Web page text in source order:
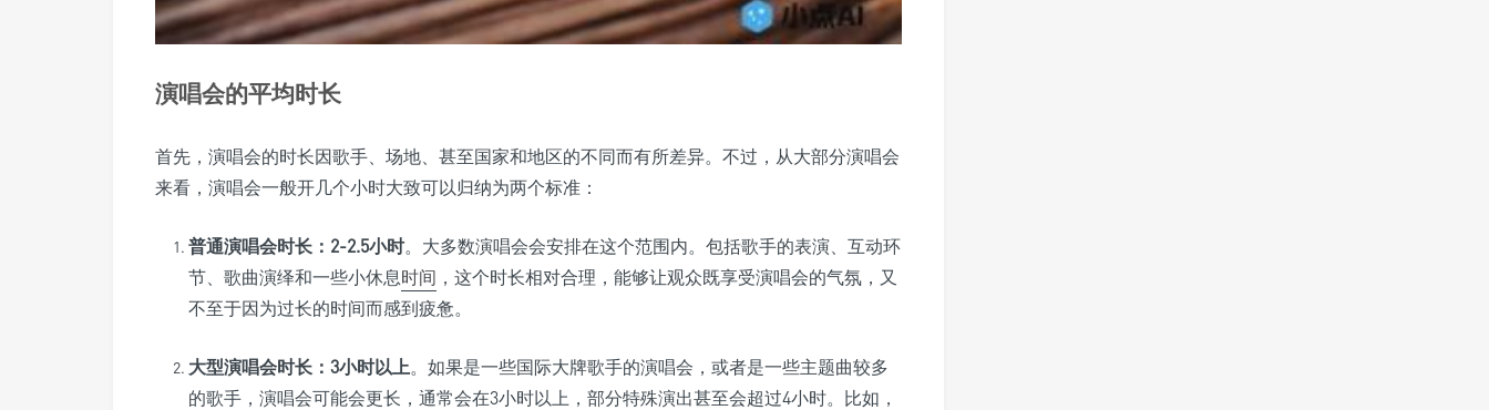
演唱会的平均时长
首先，演唱会的时长因歌手、场地、甚至国家和地区的不同而有所差异。不过，从大部分演唱会
来看，演唱会一般开几个小时大致可以归纳为两个标准：
普通演唱会时长：2-2.5小时。大多数演唱会会安排在这个范围内。包括歌手的表演、互动环
节、歌曲演绎和一些小休息时间 ，这个时长相对合理，能够让观众既享受演唱会的气氛，又
不至于因为过长的时间而感到疲惫。
大型演唱会时长：3小时以上。如果是一些国际大牌歌手的演唱会，或者是一些主题曲较多
的歌手，演唱会可能会更长，通常会在3小时以上，部分特殊演出甚至会超过4小时。比如，